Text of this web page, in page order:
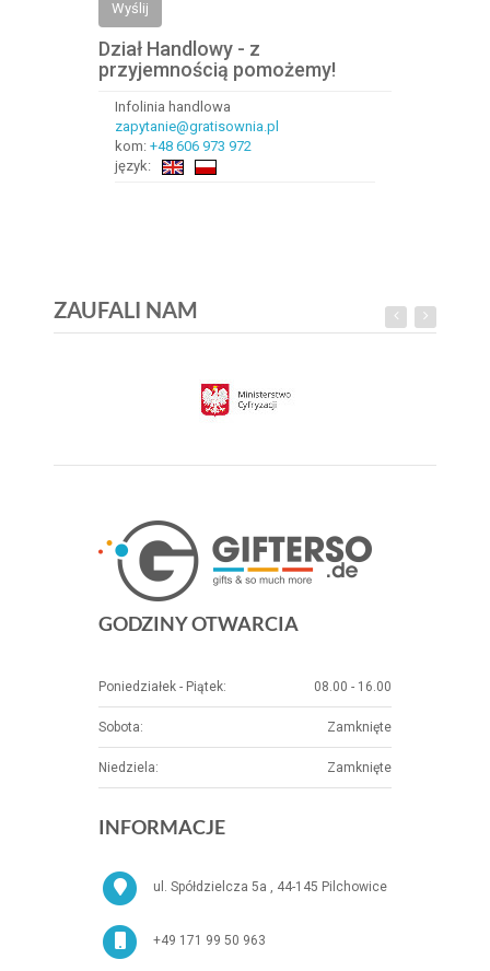
Wyślij
Dział Handlowy - z
przyjemnością pomożemy!
Infolinia handlowa
zapytanie@gratisownia.pl
kom: +48 606 973 972
język:
ZAUFALI NAM
GODZINY OTWARCIA
Poniedziałek - Piątek: 08.00 - 16.00
Sobota: Zamknięte
Niedziela: Zamknięte
INFORMACJE
ul. Spółdzielcza 5a , 44-145 Pilchowice
+49 171 99 50 963